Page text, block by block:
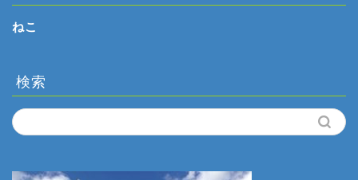
ねこ
検索